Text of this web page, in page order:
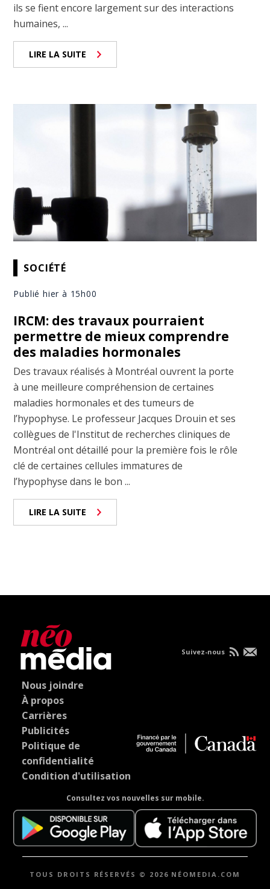
ils se fient encore largement sur des interactions
humaines, ...
LIRE LA SUITE
SOCIÉTÉ
Publié hier à 15h00
IRCM: des travaux pourraient
permettre de mieux comprendre
des maladies hormonales
Des travaux réalisés à Montréal ouvrent la porte
à une meilleure compréhension de certaines
maladies hormonales et des tumeurs de
l’hypophyse. Le professeur Jacques Drouin et ses
collègues de l'Institut de recherches cliniques de
Montréal ont détaillé pour la première fois le rôle
clé de certaines cellules immatures de
l’hypophyse dans le bon ...
LIRE LA SUITE
Nous joindre
À propos
Carrières
Publicités
Politique de
confidentialité
Condition d'utilisation
Consultez vos nouvelles sur mobile.
Suivez-nous
TOUS DROITS RÉSERVÉS © 2026 NÉOMEDIA.COM